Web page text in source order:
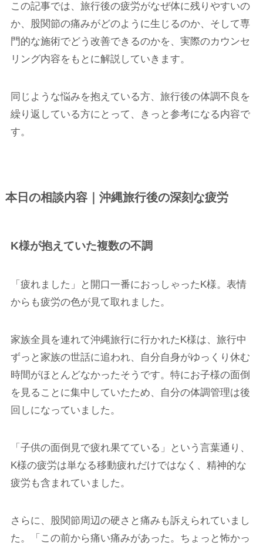
この記事では、旅行後の疲労がなぜ体に残りやすいの
か、股関節の痛みがどのように生じるのか、そして専
門的な施術でどう改善できるのかを、実際のカウンセ
リング内容をもとに解説していきます。
同じような悩みを抱えている方、旅行後の体調不良を
繰り返している方にとって、きっと参考になる内容で
す。
本日の相談内容｜沖縄旅行後の深刻な疲労
K様が抱えていた複数の不調
「疲れました」と開口一番におっしゃったK様。表情
からも疲労の色が見て取れました。
家族全員を連れて沖縄旅行に行かれたK様は、旅行中
ずっと家族の世話に追われ、自分自身がゆっくり休む
時間がほとんどなかったそうです。特にお子様の面倒
を見ることに集中していたため、自分の体調管理は後
回しになっていました。
「子供の面倒見で疲れ果てている」という言葉通り、
K様の疲労は単なる移動疲れだけではなく、精神的な
疲労も含まれていました。
さらに、股関節周辺の硬さと痛みも訴えられていまし
た。「この前から痛い痛みがあった。ちょっと怖かっ